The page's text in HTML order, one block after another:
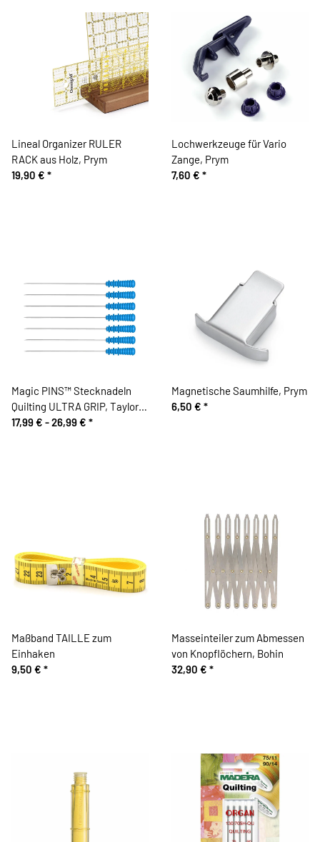
Lineal Organizer RULER
RACK aus Holz, Prym
19,90 € *
Lochwerkzeuge für Vario
Zange, Prym
7,60 € *
Magic PINS™ Stecknadeln
Quilting ULTRA GRIP, Taylor
Seville
17,99 € -26,99 € *
Magnetische Saumhilfe, Prym
6,50 € *
Maßband TAILLE zum
Einhaken
9,50 € *
Masseinteiler zum Abmessen
von Knopflöchern, Bohin
32,90 € *